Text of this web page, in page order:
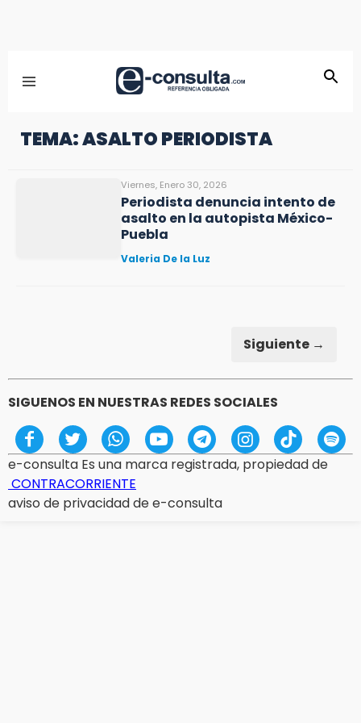
TEMA: ASALTO PERIODISTA
Viernes, Enero 30, 2026
Periodista denuncia intento de
asalto en la autopista México-
Puebla
Valeria De la Luz
Siguiente →
SIGUENOS EN NUESTRAS REDES SOCIALES
e-consulta Es una marca registrada, propiedad de
CONTRACORRIENTE
aviso de privacidad de e-consulta